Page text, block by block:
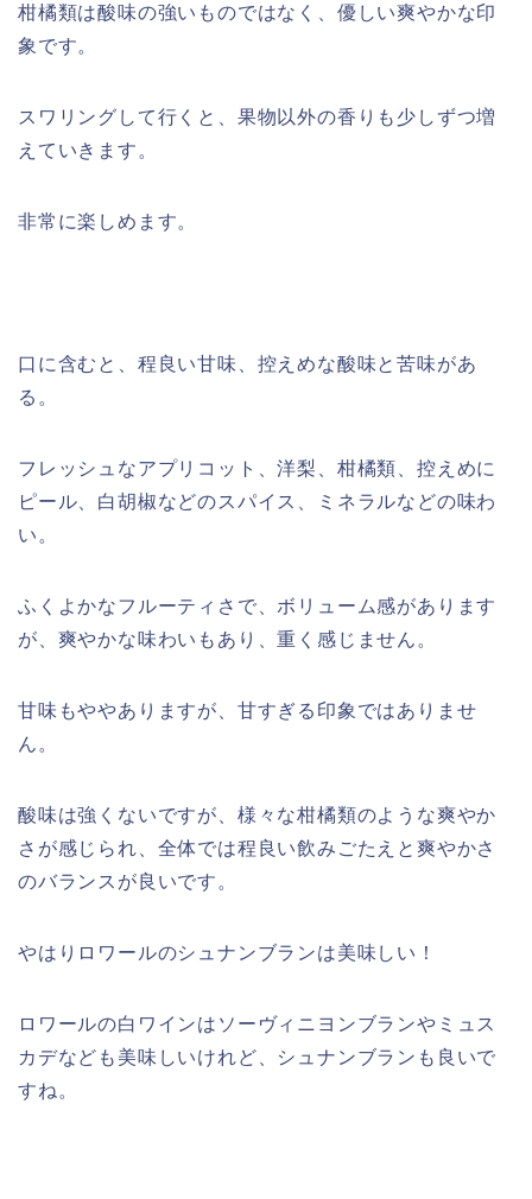
柑橘類は酸味の強いものではなく、優しい爽やかな印
象です。
スワリングして行くと、果物以外の香りも少しずつ増
えていきます。
非常に楽しめます。
口に含むと、程良い甘味、控えめな酸味と苦味があ
る。
フレッシュなアプリコット、洋梨、柑橘類、控えめに
ピール、白胡椒などのスパイス、ミネラルなどの味わ
い。
ふくよかなフルーティさで、ボリューム感があります
が、爽やかな味わいもあり、重く感じません。
甘味もややありますが、甘すぎる印象ではありませ
ん。
酸味は強くないですが、様々な柑橘類のような爽やか
さが感じられ、全体では程良い飲みごたえと爽やかさ
のバランスが良いです。
やはりロワールのシュナンブランは美味しい！
ロワールの白ワインはソーヴィニヨンブランやミュス
カデなども美味しいけれど、シュナンブランも良いで
すね。